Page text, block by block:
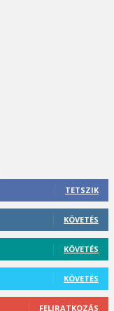
TETSZIK
KÖVETÉS
KÖVETÉS
KÖVETÉS
FELIRATKOZÁS